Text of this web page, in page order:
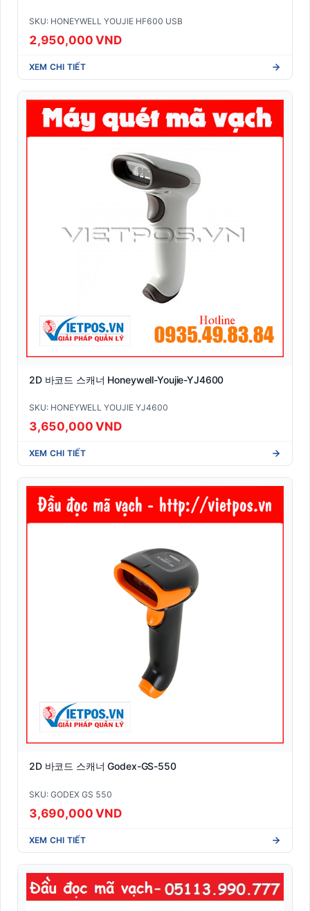
SKU: HONEYWELL YOUJIE HF600 USB
2,950,000 VND
XEM CHI TIẾT
2D 바코드 스캐너 Honeywell-Youjie-YJ4600
SKU: HONEYWELL YOUJIE YJ4600
3,650,000 VND
XEM CHI TIẾT
2D 바코드 스캐너 Godex-GS-550
SKU: GODEX GS 550
3,690,000 VND
XEM CHI TIẾT